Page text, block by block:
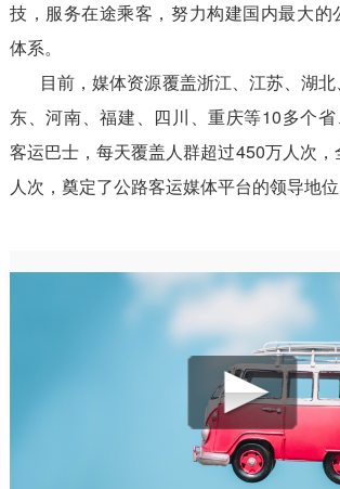
技，服务在途乘客，努力构建国内最大的
体系。
目前，媒体资源覆盖浙江、江苏、湖
东、河南、福建、四川、重庆等10多个
客运巴士，每天覆盖人群超过450万人次
人次，奠定了公路客运媒体平台的领导地位